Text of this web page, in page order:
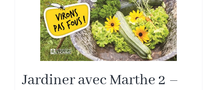
Jardiner avec Marthe 2 –